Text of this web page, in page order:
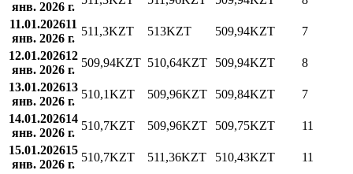
янв. 2026 г.
11.01.202611
янв. 2026 г.
511,3KZT 513KZT 509,94KZT
7
12.01.202612
янв. 2026 г.
509,94KZT 510,64KZT 509,94KZT
8
13.01.202613
янв. 2026 г.
510,1KZT 509,96KZT 509,84KZT
7
14.01.202614
янв. 2026 г.
510,7KZT 509,96KZT 509,75KZT
11
15.01.202615
янв. 2026 г.
510,7KZT 511,36KZT 510,43KZT
11